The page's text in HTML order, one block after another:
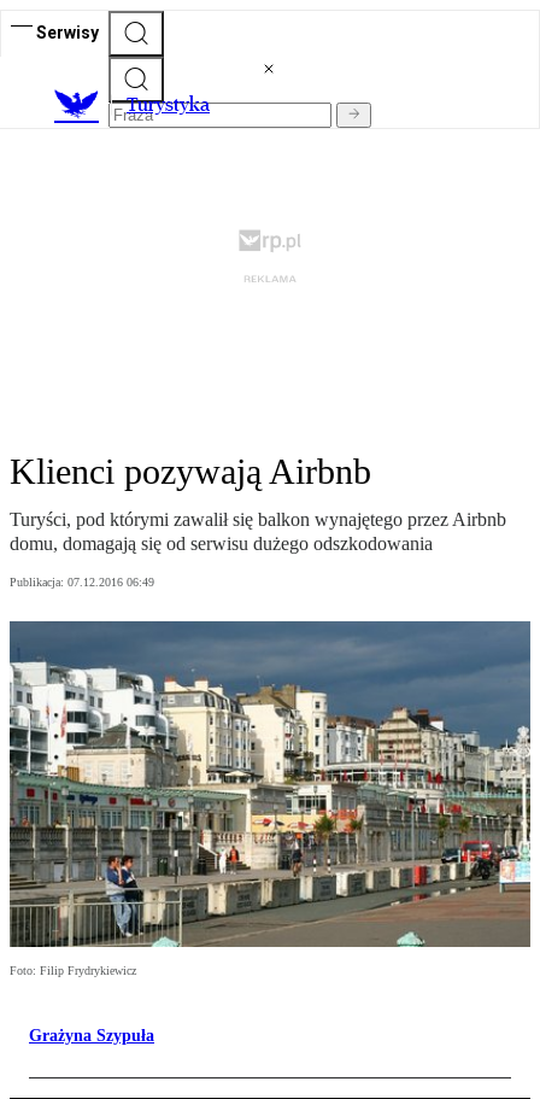
Serwisy
Turystyka
Klienci pozywają Airbnb
Turyści, pod którymi zawalił się balkon wynajętego przez Airbnb
domu, domagają się od serwisu dużego odszkodowania
Publikacja: 07.12.2016 06:49
Foto: Filip Frydrykiewicz
Grażyna Szypuła